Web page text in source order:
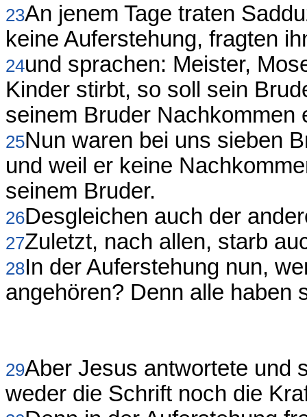
23An jenem Tage traten
keine Auferstehung, fragten
24und sprachen: Meister,
Kinder stirbt, so soll sein
seinem Bruder Nachkommen
25Nun waren bei uns sieben
und weil er keine
seinem Bruder.
26Desgleichen auch der
27Zuletzt, nach allen, starb
28In der Auferstehung nun,
angehören? Denn alle haben
29Aber Jesus antwortete und
weder die Schrift noch die